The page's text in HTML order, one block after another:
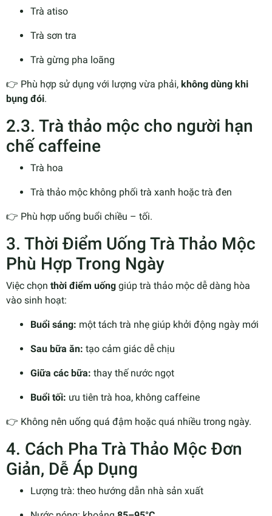
Trà atiso
Trà sơn tra
Trà gừng pha loãng
👉 Phù hợp sử dụng với lượng vừa phải, không dùng khi
bụng đói.
2.3. Trà thảo mộc cho người hạn
chế caffeine
Trà hoa
Trà thảo mộc không phối trà xanh hoặc trà đen
👉 Phù hợp uống buổi chiều – tối.
3. Thời Điểm Uống Trà Thảo Mộc
Phù Hợp Trong Ngày
Việc chọn thời điểm uống giúp trà thảo mộc dễ dàng hòa
vào sinh hoạt:
Buổi sáng: một tách trà nhẹ giúp khởi động ngày mới
Sau bữa ăn: tạo cảm giác dễ chịu
Giữa các bữa: thay thế nước ngọt
Buổi tối: ưu tiên trà hoa, không caffeine
👉 Không nên uống quá đậm hoặc quá nhiều trong ngày.
4. Cách Pha Trà Thảo Mộc Đơn
Giản, Dễ Áp Dụng
Lượng trà: theo hướng dẫn nhà sản xuất